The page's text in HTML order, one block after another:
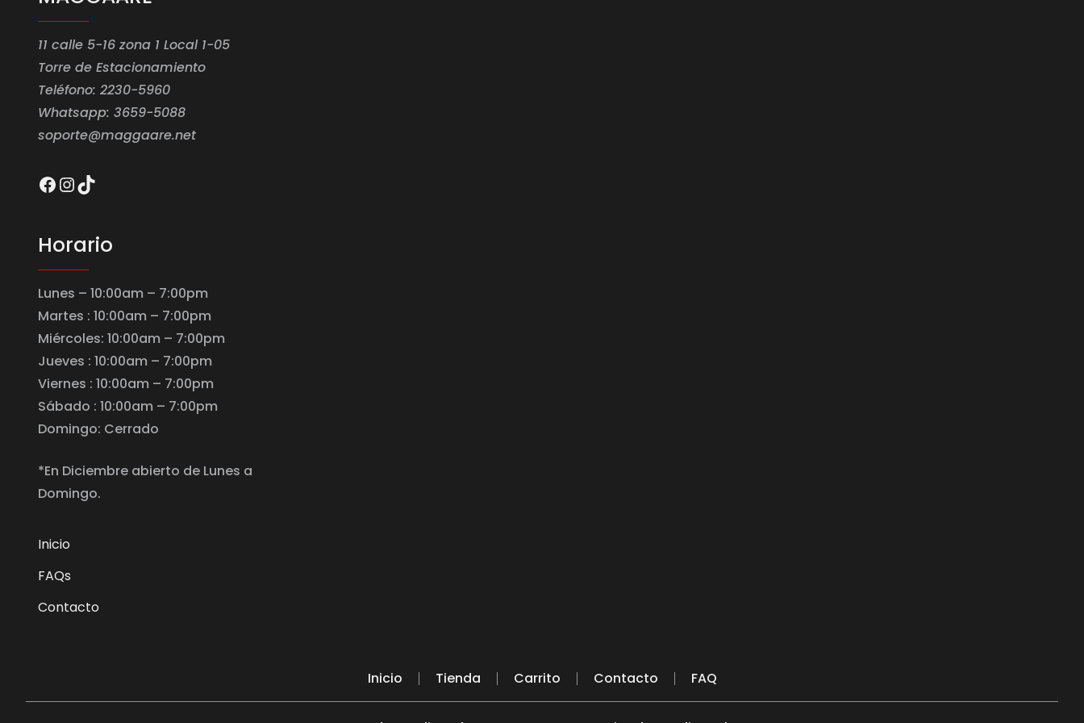
11 calle 5-16 zona 1 Local 1-05
Torre de Estacionamiento
Teléfono: 2230-5960
Whatsapp: 3659-5088
soporte@maggaare.net
Facebook
Instagram
TikTok
Horario
Lunes – 10:00am – 7:00pm
Martes : 10:00am – 7:00pm
Miércoles: 10:00am – 7:00pm
Jueves : 10:00am – 7:00pm
Viernes : 10:00am – 7:00pm
Sábado : 10:00am – 7:00pm
Domingo: Cerrado
*En Diciembre abierto de Lunes a
Domingo.
Inicio
FAQs
Contacto
Inicio Tienda Carrito Contacto FAQ